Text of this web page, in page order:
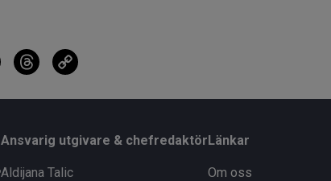
F
b
o
T
a
d
Li
Ansvarig utgivare & chefredaktör
Aldijana Talic
Länkar
Om oss